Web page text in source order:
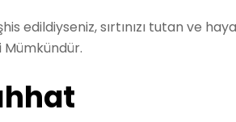
edildiyseniz, sırtınızı tutan ve